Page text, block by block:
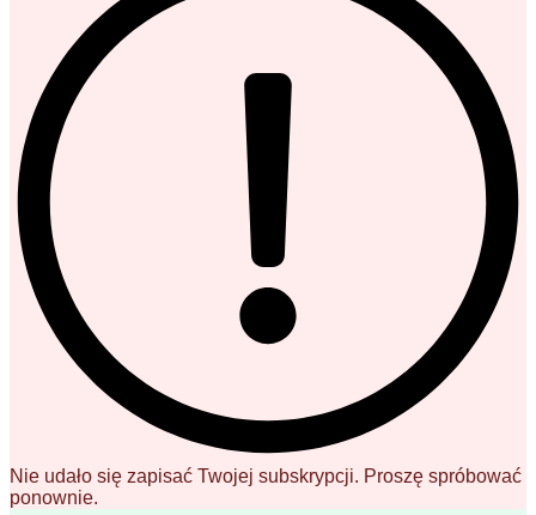
Nie udało się zapisać Twojej subskrypcji. Proszę spróbować
ponownie.